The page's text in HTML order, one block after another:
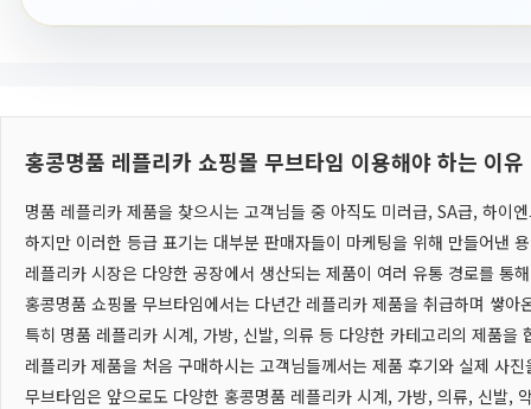
홍콩명품 레플리카 쇼핑몰 무브타임 이용해야 하는 이유
명품 레플리카 제품을 찾으시는 고객님들 중 아직도 미러급, SA급, 하이
하지만 이러한 등급 표기는 대부분 판매자들이 마케팅을 위해 만들어낸
레플리카 시장은 다양한 공장에서 생산되는 제품이 여러 유통 경로를 통
홍콩명품 쇼핑몰 무브타임에서는 다년간 레플리카 제품을 취급하며 쌓
특히 명품 레플리카 시계, 가방, 신발, 의류 등 다양한 카테고리의 제품
레플리카 제품을 처음 구매하시는 고객님들께서는 제품 후기와 실제 사
무브타임은 앞으로도 다양한 홍콩명품 레플리카 시계, 가방, 의류, 신발,